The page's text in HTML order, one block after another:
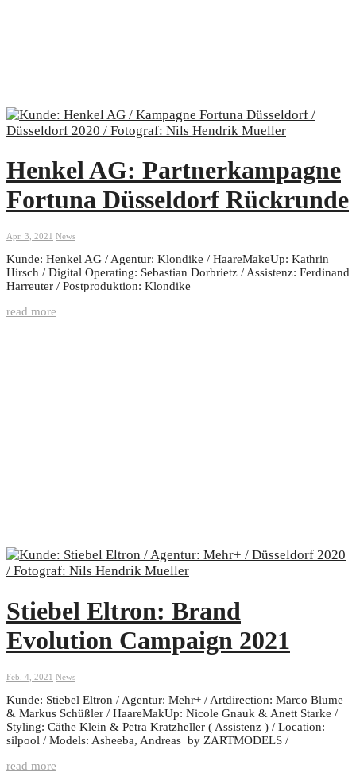
Henkel AG: Partnerkampagne
Fortuna Düsseldorf Rückrunde
Apr. 3, 2021 News
Kunde: Henkel AG / Agentur: Klondike / HaareMakeUp: Kathrin
Hirsch / Digital Operating: Sebastian Dorbrietz / Assistenz: Ferdinand
Harreuter / Postproduktion: Klondike
read more
Stiebel Eltron: Brand
Evolution Campaign 2021
Feb. 4, 2021 News
Kunde: Stiebel Eltron / Agentur: Mehr+ / Artdirection: Marco Blume
& Markus Schüßler / HaareMakUp: Nicole Gnauk & Anett Starke /
Styling: Cäthe Klein & Petra Kratzheller ( Assistenz ) / Location:
silpool / Models: Asheeba, Andreas by ZARTMODELS /
read more